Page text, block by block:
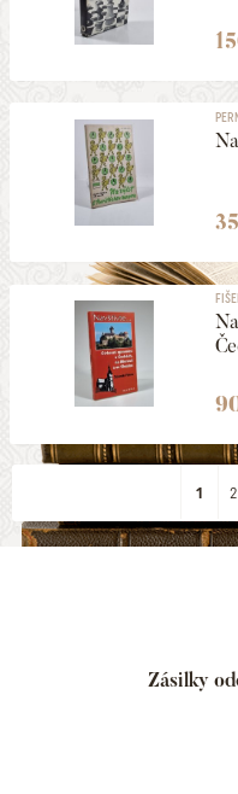
1 2
Zásilky